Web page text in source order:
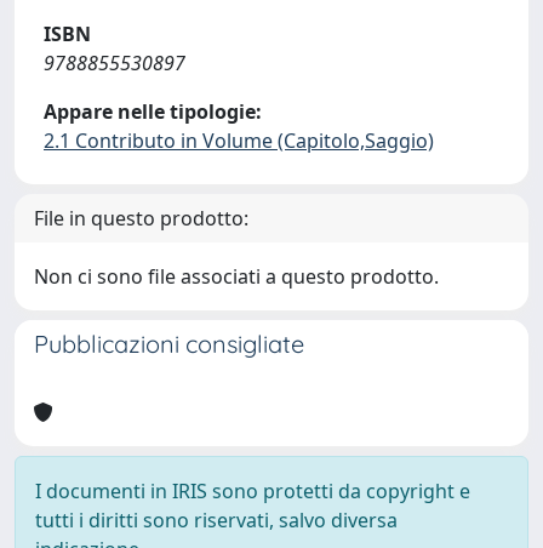
ISBN
9788855530897
Appare nelle tipologie:
2.1 Contributo in Volume (Capitolo,Saggio)
File in questo prodotto:
Non ci sono file associati a questo prodotto.
Pubblicazioni consigliate
I documenti in IRIS sono protetti da copyright e
tutti i diritti sono riservati, salvo diversa